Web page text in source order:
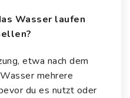
Wasser laufen
etwa nach dem
mehrere
du es nutzt oder